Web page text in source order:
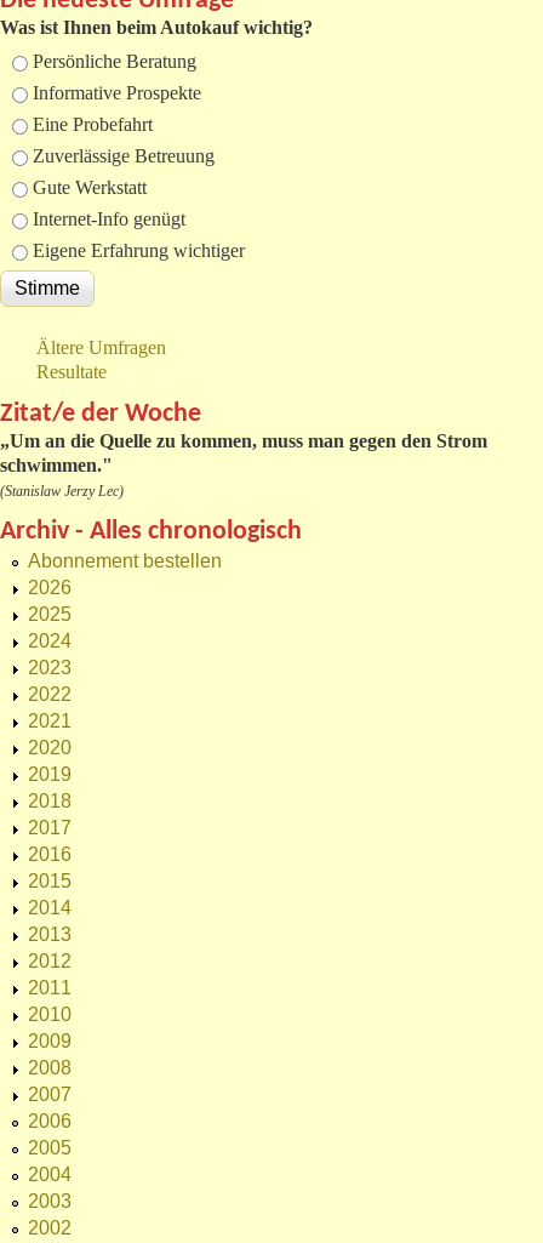
Was ist Ihnen beim Autokauf wichtig?
Auswahlmöglichkeiten
Persönliche Beratung
Informative Prospekte
Eine Probefahrt
Zuverlässige Betreuung
Gute Werkstatt
Internet-Info genügt
Eigene Erfahrung wichtiger
Ältere Umfragen
Resultate
Zitat/e der Woche
„Um an die Quelle zu kommen, muss man gegen den Strom
schwimmen."
(Stanislaw Jerzy Lec)
Archiv - Alles chronologisch
Abonnement bestellen
2026
2025
2024
2023
2022
2021
2020
2019
2018
2017
2016
2015
2014
2013
2012
2011
2010
2009
2008
2007
2006
2005
2004
2003
2002